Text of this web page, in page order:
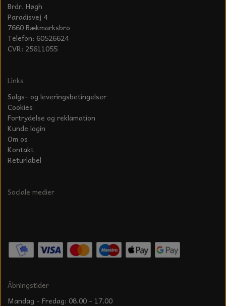
Brdr. Høgh
Paradisvej 4
7660 Bækmarksbro
Telefon: 60526624
CVR: 25611055
Links
Salgs- og leveringsbetingelser
Cookies
Fortrydelse og reklamation
Kunde login
Om os
Kontakt
Returlabel
Sociale medier
Åbningstider
Mandag - Fredag: 08.00 - 17.00